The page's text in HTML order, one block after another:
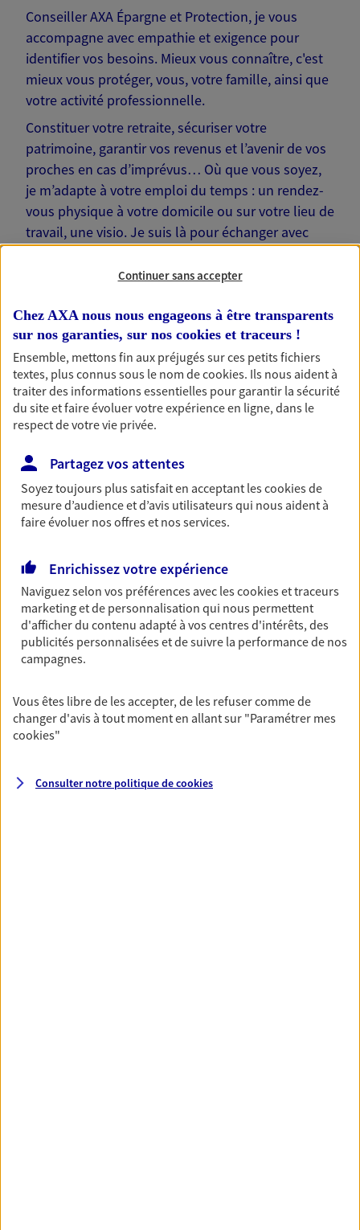
Conseiller AXA Épargne et Protection, je vous
accompagne avec empathie et exigence pour
identifier vos besoins. Mieux vous connaître, c'est
mieux vous protéger, vous, votre famille, ainsi que
votre activité professionnelle.
Constituer votre retraite, sécuriser votre
patrimoine, garantir vos revenus et l’avenir de vos
proches en cas d’imprévus… Où que vous soyez,
je m’adapte à votre emploi du temps : un rendez-
vous physique à votre domicile ou sur votre lieu de
travail, une visio. Je suis là pour échanger avec
Nos offres phares
Épargne
immobilier, études des enfants ou voyage autour
du monde… Épargnez à votre rythme et
simplement, selon votre profil.
Découvrir les offres Épargne
Retraite
Préparez sereinement ce nouveau chapitre de
votre vie avec les conseils d'un expert. Découvrez
notre solution PER (Plan Epargne Retraite)
spécialement conçue pour la retraite.
Prévoyance
contrat prévoyance. Préservez vos proches en cas
Continuer sans accepter
Chez AXA nous nous engageons à être transparents
sur nos garanties, sur nos cookies et traceurs !
Ensemble, mettons fin aux préjugés sur ces petits fichiers
textes, plus connus sous le nom decookies. Ils nous aident à
traiter des informations essentielles pour garantir la sécurité
du site et faire évoluer votre expérience en ligne, dans le
respect de votre vie privée.
Partagez vos attentes
Soyez toujours plus satisfait en acceptant lescookiesde
mesure d’audience et d’avis utilisateurs qui nous aident à
faire évoluer nos offres et nos services.
Enrichissez votre expérience
Naviguez selon vos préférences avec lescookies et traceurs
marketing et de personnalisation qui nous permettent
d'afficher du contenu adapté à vos centres d'intérêts, des
publicités personnalisées et de suivre la performance de nos
campagnes.
Vous êtes libre de les accepter, de les refuser comme de
changer d'avis à tout moment en allant sur "Paramétrer mes
cookies"
Consulter notre politique decookies